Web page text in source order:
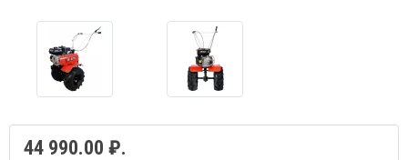
44 990.00 ₽.